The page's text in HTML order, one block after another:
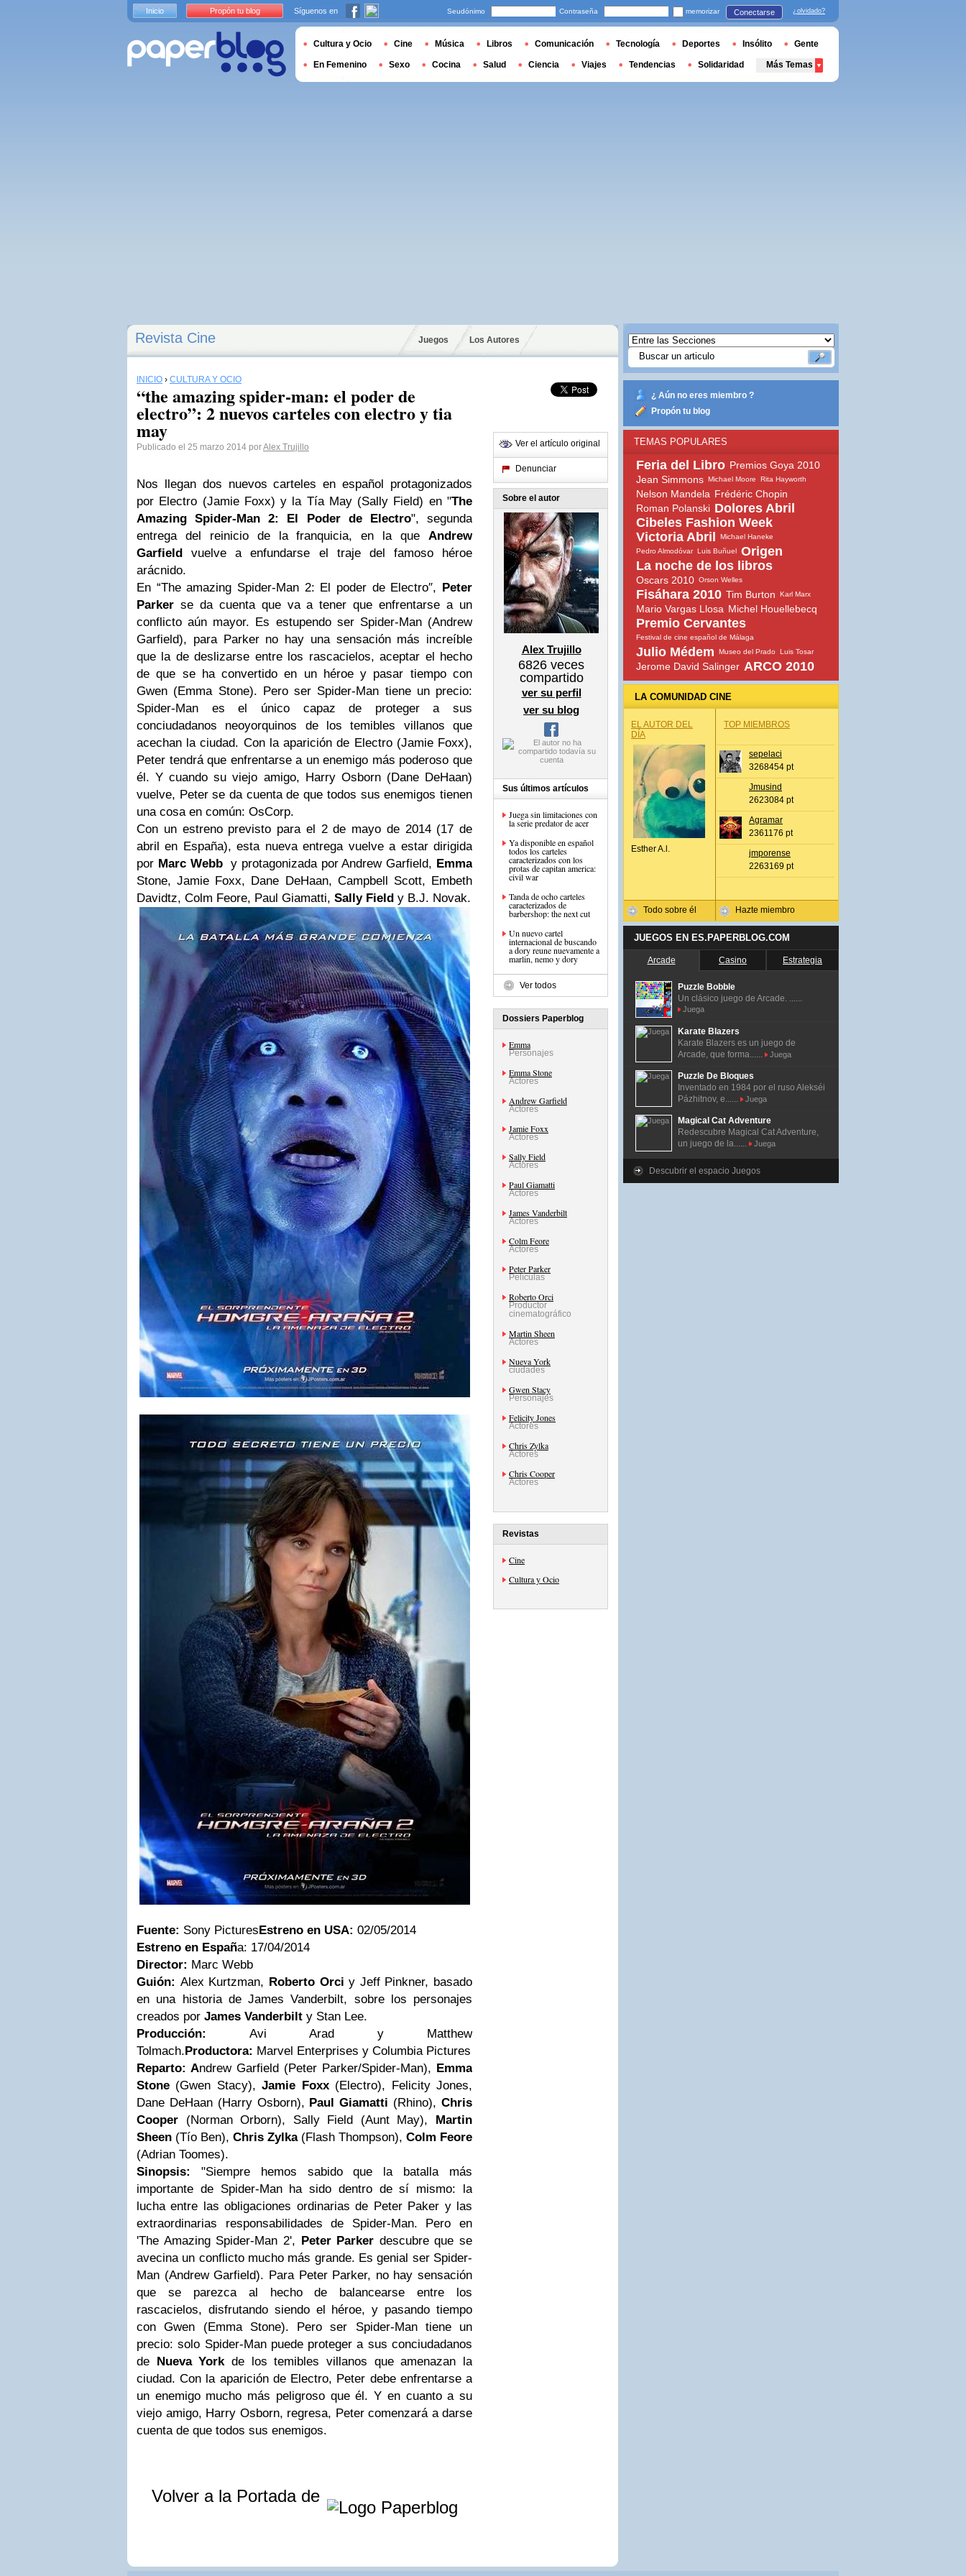
Revista Cine Juegos Los Autores
INICIO › CULTURA Y OCIO
“the amazing spider-man: el poder de
electro”: 2 nuevos carteles con electro y tia
may
Publicado el 25 marzo 2014 porAlex Trujillo
Nos llegan dos nuevos carteles en español protagonizados
por Electro (Jamie Foxx) y la Tía May (Sally Field) en "The
Amazing Spider-Man 2: El Poder de Electro", segunda
entrega del reinicio de la franquicia, en la que Andrew
Garfield vuelve a enfundarse el traje del famoso héroe
arácnido.
En “The amazing Spider-Man 2: El poder de Electro″, Peter
Parker se da cuenta que va a tener que enfrentarse a un
conflicto aún mayor. Es estupendo ser Spider-Man (Andrew
Garfield), para Parker no hay una sensación más increíble
que la de deslizarse entre los rascacielos, aceptar el hecho
de que se ha convertido en un héroe y pasar tiempo con
Gwen (Emma Stone). Pero ser Spider-Man tiene un precio:
Spider-Man es el único capaz de proteger a sus
conciudadanos neoyorquinos de los temibles villanos que
acechan la ciudad. Con la aparición de Electro (Jamie Foxx),
Peter tendrá que enfrentarse a un enemigo más poderoso que
él. Y cuando su viejo amigo, Harry Osborn (Dane DeHaan)
vuelve, Peter se da cuenta de que todos sus enemigos tienen
una cosa en común: OsCorp.
Con un estreno previsto para el 2 de mayo de 2014 (17 de
abril en España), esta nueva entrega vuelve a estar dirigida
por Marc Webby protagonizada por Andrew Garfield, Emma
Stone, Jamie Foxx, Dane DeHaan, Campbell Scott, Embeth
Davidtz, Colm Feore, Paul Giamatti, Sally Field y B.J. Novak.
Fuente: Sony PicturesEstreno en USA: 02/05/2014
Estreno en España: 17/04/2014
Director: Marc Webb
Guión: Alex Kurtzman, Roberto Orci y Jeff Pinkner, basado
en una historia de James Vanderbilt, sobre los personajes
creados por James Vanderbilt y Stan Lee.
Producción:
Avi Arad y Matthew
Tolmach.Productora: Marvel Enterprises y Columbia Pictures
Reparto: Andrew Garfield (Peter Parker/Spider-Man), Emma
Stone (Gwen Stacy),Jamie Foxx(Electro), Felicity Jones,
Dane DeHaan (Harry Osborn), Paul Giamatti (Rhino),Chris
Cooper (Norman Orborn), Sally Field (Aunt May), Martin
Sheen (Tío Ben), Chris Zylka(Flash Thompson), Colm Feore
(Adrian Toomes).
Sinopsis: "Siempre hemos sabido que la batalla más
importante de Spider-Man ha sido dentro de sí mismo: la
lucha entre las obligaciones ordinarias de Peter Paker y las
extraordinarias responsabilidades de Spider-Man. Pero en
'The Amazing Spider-Man 2', Peter Parker descubre que se
avecina un conflicto mucho más grande. Es genial ser Spider-
Man (Andrew Garfield). Para Peter Parker, no hay sensación
que se parezca al hecho de balancearse entre los
rascacielos, disfrutando siendo el héroe, y pasando tiempo
con Gwen (Emma Stone). Pero ser Spider-Man tiene un
precio: solo Spider-Man puede proteger a sus conciudadanos
de Nueva Yorkde los temibles villanos que amenazan la
ciudad. Con la aparición de Electro, Peter debe enfrentarse a
un enemigo mucho más peligroso que él. Y en cuanto a su
viejo amigo, Harry Osborn, regresa, Peter comenzará a darse
cuenta de que todos sus enemigos.
Volver a la Portada de
Ver el artículo original
Denunciar
Sobre el autor
Alex Trujillo
6826 veces
compartido
ver su perfil
ver su blog
Sus últimos artículos
Juega sin limitaciones con
la serie predator de acer
Ya disponible en español
todos los carteles
caracterizados con los
protas de capitan america:
civil war
Tanda de ocho carteles
caracterizados de
barbershop: the next cut
Un nuevo cartel
internacional de buscando
a dory reune nuevamente a
marlin, nemo y dory
Ver todos
Dossiers Paperblog
Emma
Personajes
Emma Stone
Actores
Andrew Garfield
Actores
Jamie Foxx
Actores
Sally Field
Actores
Paul Giamatti
Actores
James Vanderbilt
Actores
Colm Feore
Actores
Peter Parker
Películas
Roberto Orci
Productor
cinematográfico
Martin Sheen
Actores
Nueva York
ciudades
Gwen Stacy
Personajes
Felicity Jones
Actores
Chris Zylka
Actores
Chris Cooper
Actores
Revistas
Cine
Cultura y Ocio
¿ Aún no eres miembro ?
Propón tu blog
TEMAS POPULARES
Feria del Libro Premios Goya 2010
Jean Simmons Michael Moore Rita Hayworth
Nelson Mandela Frédéric Chopin
Roman Polanski Dolores Abril
Cibeles Fashion Week
Victoria Abril
Michael Haneke
Pedro Almodóvar Luis Buñuel Origen
La noche de los libros
Oscars 2010 Orson Welles
Fisáhara 2010 Tim Burton Karl Marx
Mario Vargas Llosa Michel Houellebecq
Premio Cervantes
Festival de cine español de Málaga
Julio Médem Museo del Prado Luis Tosar
Jerome David Salinger ARCO 2010
LA COMUNIDAD CINE
EL AUTOR DEL
DÍA
Esther A.l.
Todo sobre él
TOP MIEMBROS
sepelaci
3268454 pt
Jmusind
2623084 pt
Agramar
2361176 pt
jmporense
2263169 pt
Hazte miembro
JUEGOS EN ES.PAPERBLOG.COM
Arcade Casino Estrategia
Puzzle Bobble
Un clásico juego de Arcade. ......
Juega
Karate Blazers
Karate Blazers es un juego de
Arcade, que forma......
Juega
Puzzle De Bloques
Inventado en 1984 por el ruso Alekséi
Pázhitnov, e......
Juega
Magical Cat Adventure
Redescubre Magical Cat Adventure,
un juego de la......
Juega
Descubrir el espacio Juegos
Inicio Propón tu blog Síguenos en Seudónimo Contraseña memorizar Conectarse ¿olvidado?
Cultura y Ocio Cine Música Libros Comunicación Tecnología Deportes Insólito Gente
En Femenino Sexo Cocina Salud Ciencia Viajes Tendencias Solidaridad Más Temas